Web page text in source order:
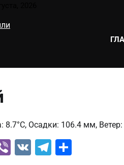
8.7°C, Осадки: 106.4 мм,
Viber
VK Telegram